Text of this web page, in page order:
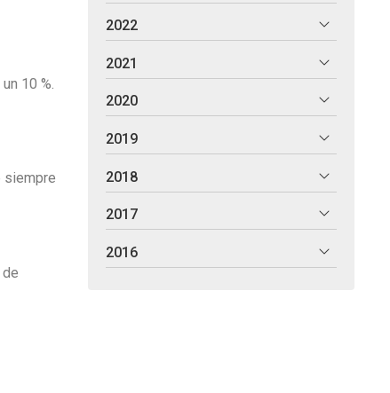
10 %.
siempre
2022
2021
2020
2019
2018
2017
2016